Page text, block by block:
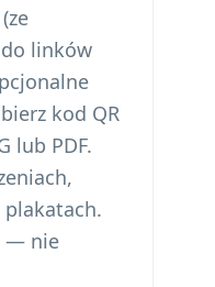
do linków
kod QR
lub PDF.
— nie